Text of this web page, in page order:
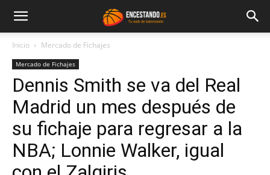
Inicio Mercado de Fichajes
Mercado de Fichajes
Dennis Smith se va del Real
Madrid un mes después de
su fichaje para regresar a la
NBA; Lonnie Walker, igual